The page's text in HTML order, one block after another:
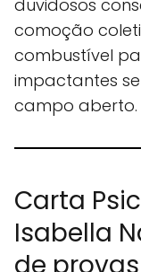
duvidosos
comoção
combustível
impactantes
campo aberto.
Carta
Isabella